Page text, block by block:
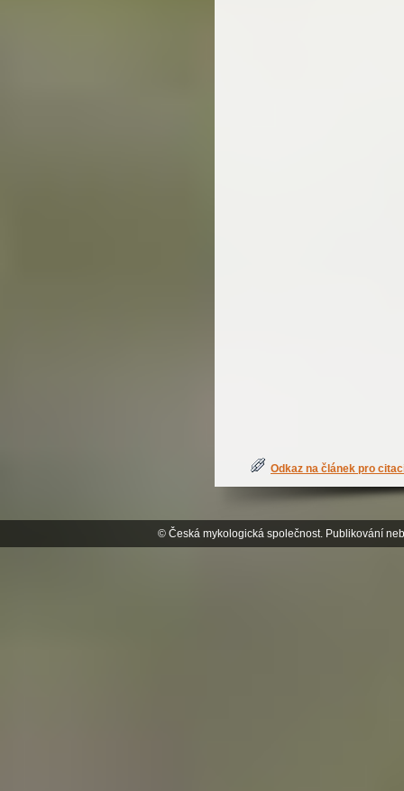
Odkaz na článek pro
© Česká mykologická společnost. Publikování